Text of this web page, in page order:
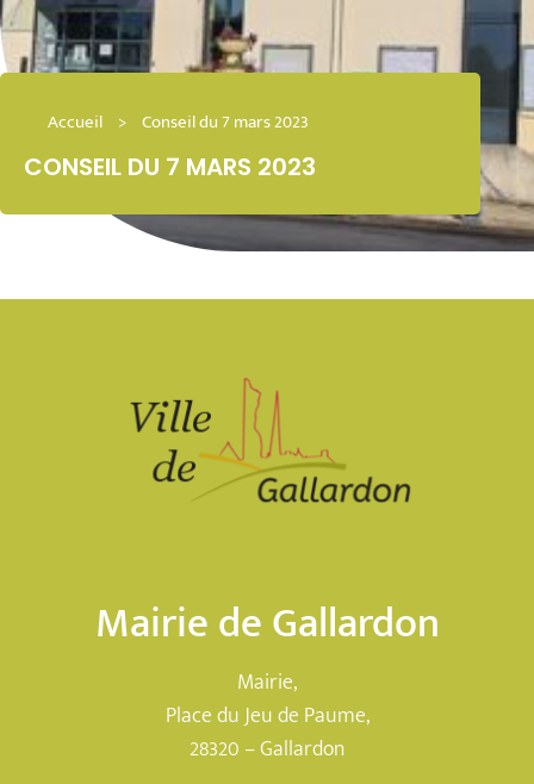
Accueil > Conseil du 7 mars 2023
CONSEIL DU 7 MARS 2023
Mairie de Gallardon
Mairie,
Place du Jeu de Paume,
28320 – Gallardon